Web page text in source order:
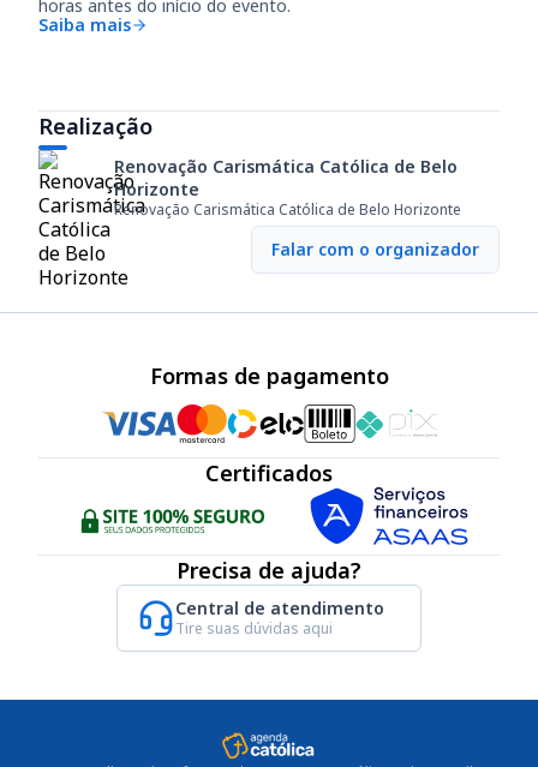
horas antes do início do evento.
Saiba mais
Realização
Renovação Carismática Católica de Belo
Horizonte
Renovação Carismática Católica de Belo Horizonte
Falar com o organizador
Formas de pagamento
Certificados
Precisa de ajuda?
Central de atendimento
Tire suas dúvidas aqui